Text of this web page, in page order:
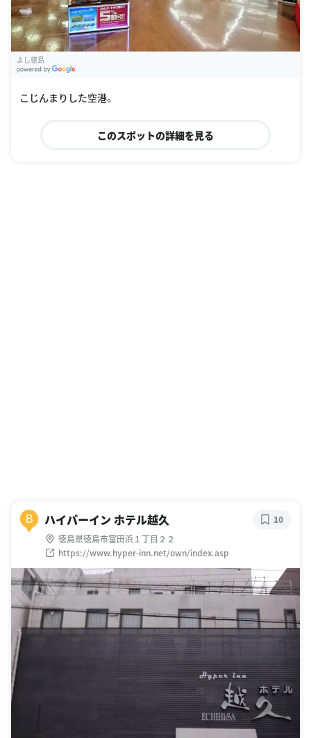
よし徳島
こじんまりした空港。
このスポットの詳細を見る
B ハイパーイン ホテル越久
徳島県徳島市富田浜１丁目２２
https://www.hyper-inn.net/own/index.asp
10